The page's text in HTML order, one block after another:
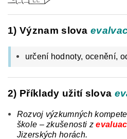
1) Význam slova
určení hodnoty, ocenění,
2) Příklady užití slova
Rozvoj výzkumných
škole – zkušenosti z
Jizerských horách.